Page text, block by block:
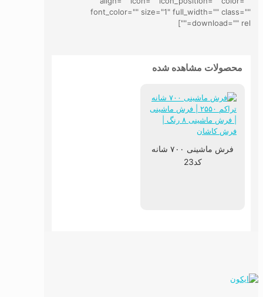
font_color="" size="1" full_width="" class=""
download="" rel=""]
محصولات مشاهده شده
فرش ماشینی ۷۰۰ شانه
کد23